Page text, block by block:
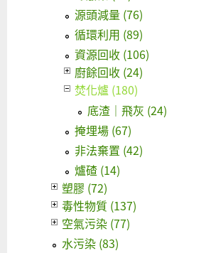
源頭減量 (76)
循環利用 (89)
資源回收 (106)
廚餘回收 (24)
焚化爐 (180)
底渣｜飛灰 (24)
掩埋場 (67)
非法棄置 (42)
爐碴 (14)
塑膠 (72)
毒性物質 (137)
空氣污染 (77)
水污染 (83)